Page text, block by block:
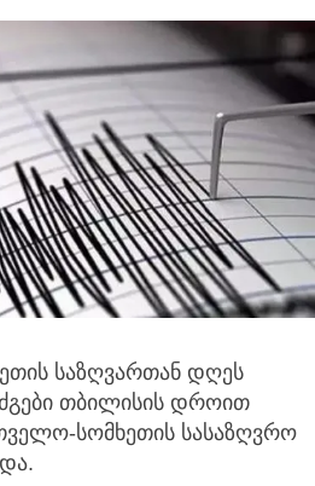
საზღვართან დღეს
თბილისის დროით
სომხეთის სასაზღვრო